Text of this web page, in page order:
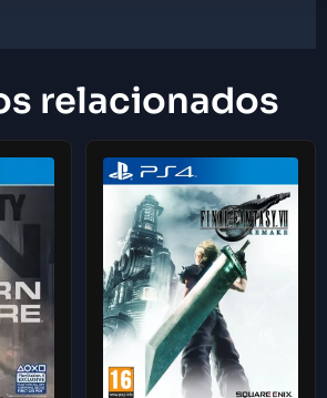
relacionados